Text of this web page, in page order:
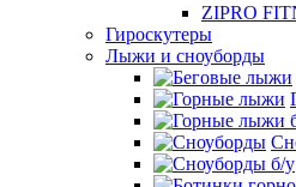
ZIPRO
Гироскутеры
Лыжи и сноуборды